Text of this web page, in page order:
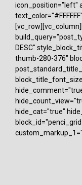
icon_position="left"
DESC"
thumb-280-376"
hide_cat="true"